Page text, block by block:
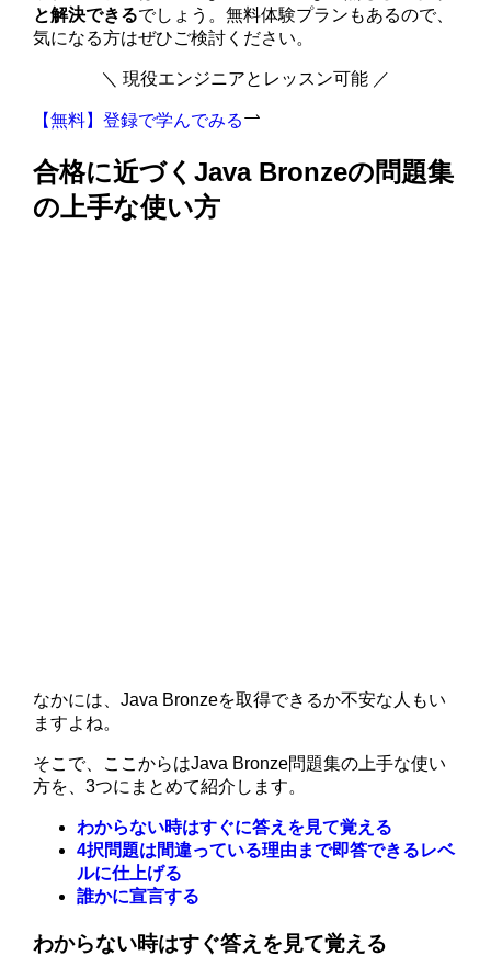
と解決できるでしょう。無料体験プランもあるので、
気になる方はぜひご検討ください。
＼ 現役エンジニアとレッスン可能 ／
【無料】登録で学んでみる
合格に近づくJava Bronzeの問題集
の上手な使い方
なかには、Java Bronzeを取得できるか不安な人もい
ますよね。
そこで、ここからはJava Bronze問題集の上手な使い
方を、3つにまとめて紹介します。
わからない時はすぐに答えを見て覚える
4択問題は間違っている理由まで即答できるレベ
ルに仕上げる
誰かに宣言する
わからない時はすぐ答えを見て覚える